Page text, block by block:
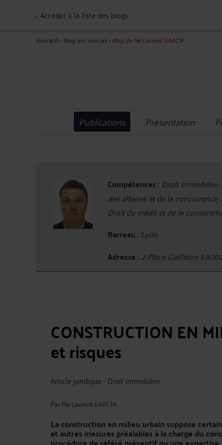
<Accéder à la liste des blogs
Avocat.fr>Blog des avocats>Blog de Me Laurent GARCIA
Publications Présentation
Compétences : Droit immobilier,
des affaires et de la
Droit du crédit et de la
Barreau : Lyon
Adresse : 2 Place Gailleton
CONSTRUCTION EN
et risques
Article juridique - Droit immobilier
ParMe Laurent GARCIA
La construction en milieu urbain suppose
et autres mesures préalables à la charge du